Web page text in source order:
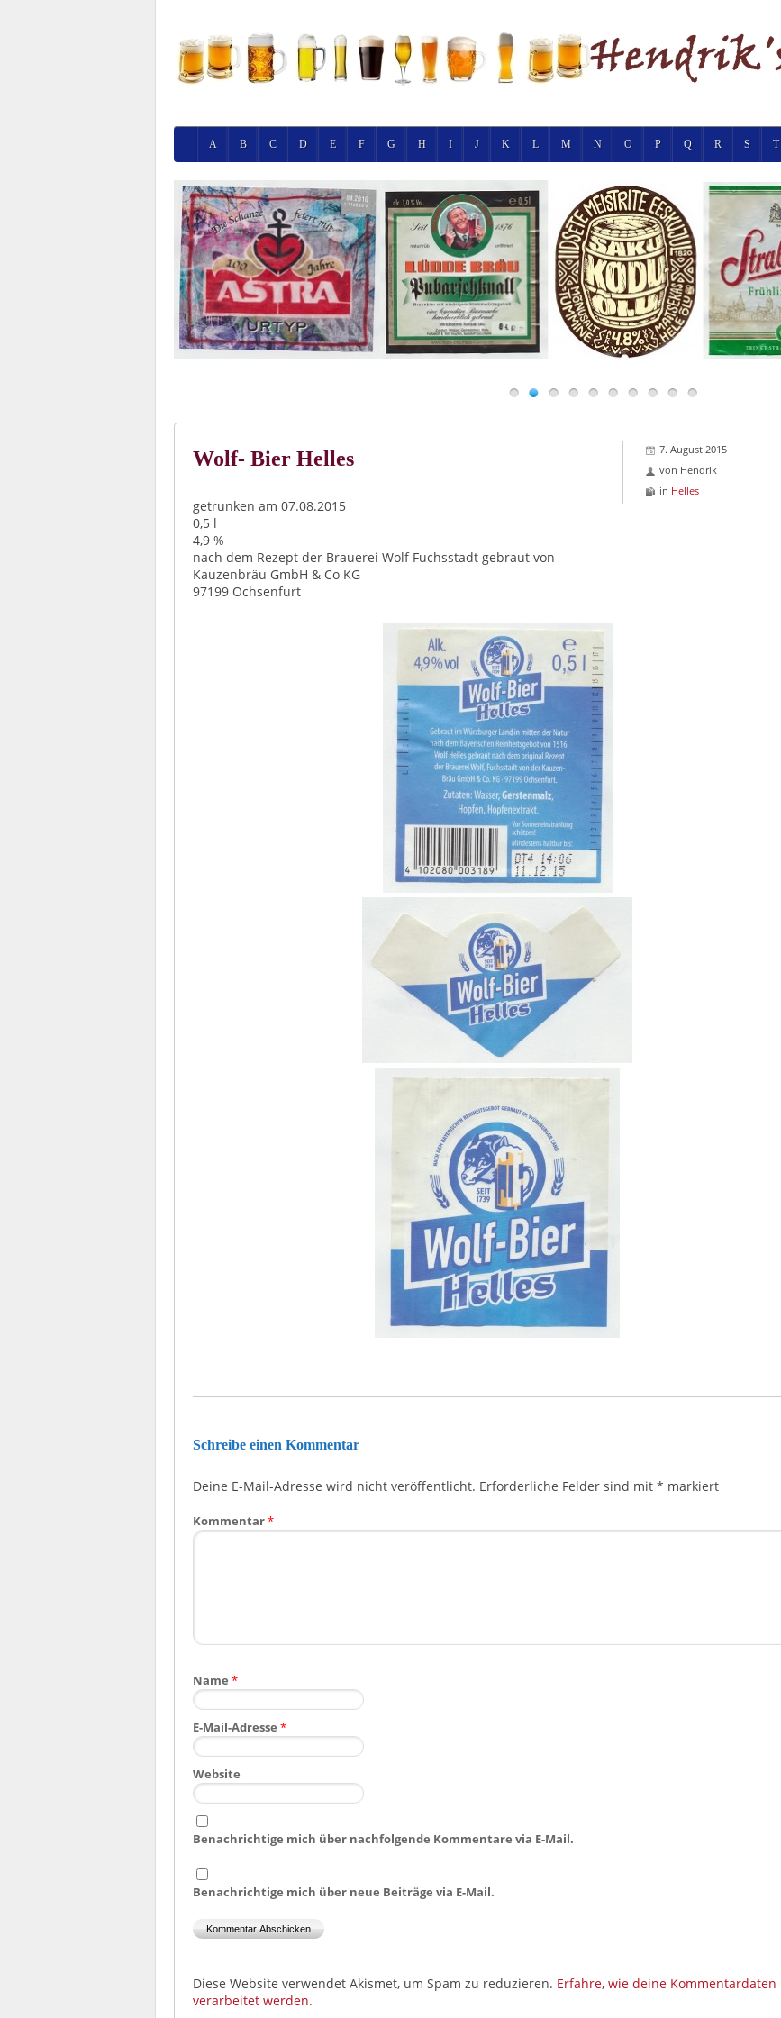
A B C D E F G H I J K L M N O P Q R S T
7. August 2015
von Hendrik
in Helles
Wolf- Bier Helles
getrunken am 07.08.2015
0,5 l
4,9 %
nach dem Rezept der Brauerei Wolf Fuchsstadt gebraut von
Kauzenbräu GmbH & Co KG
97199 Ochsenfurt
Schreibe einen Kommentar
Deine E-Mail-Adresse wird nicht veröffentlicht. Erforderliche Felder sind mit * markiert
Kommentar*
Name *
E-Mail-Adresse *
Website
Benachrichtige mich über nachfolgende Kommentare via E-Mail.
Benachrichtige mich über neue Beiträge via E-Mail.
Diese Website verwendet Akismet, um Spam zu reduzieren. Erfahre, wie deine Kommentardaten
verarbeitet werden.